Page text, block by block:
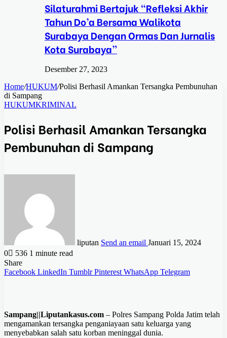
Silaturahmi Bertajuk “Refleksi Akhir
Tahun Do’a Bersama Walikota
Surabaya Dengan Ormas Dan Jurnalis
Kota Surabaya”
Desember 27, 2023
Home/HUKUM/Polisi Berhasil Amankan Tersangka Pembunuhan
di Sampang
HUKUMKRIMINAL
Polisi Berhasil Amankan Tersangka
Pembunuhan di Sampang
liputan Send an email Januari 15, 2024
0
536 1 minute read
Share
Facebook LinkedIn Tumblr Pinterest WhatsApp Telegram
Sampang||Liputankasus.com – Polres Sampang Polda Jatim telah
mengamankan tersangka penganiayaan satu keluarga yang
menyebabkan salah satu korban meninggal dunia.